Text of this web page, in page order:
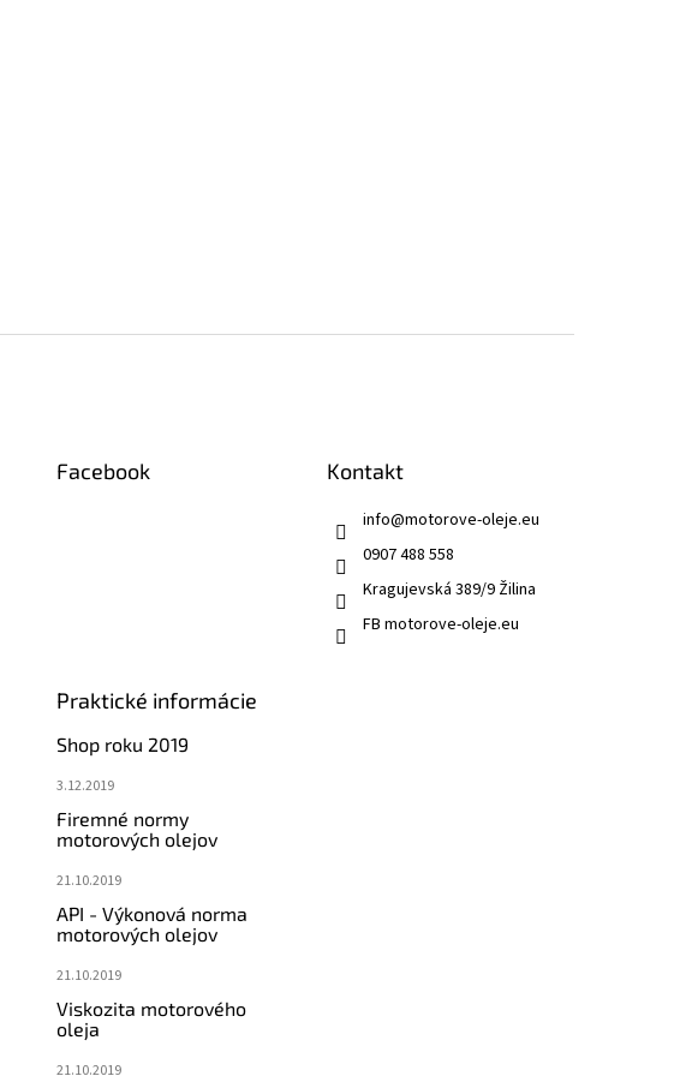
Facebook Kontakt
info@motorove-oleje.eu
0907 488 558
Kragujevská 389/9 Žilina
FB motorove-oleje.eu
Praktické informácie
Shop roku 2019
3.12.2019
Firemné normy
motorových olejov
21.10.2019
API - Výkonová norma
motorových olejov
21.10.2019
Viskozita motorového
oleja
21.10.2019